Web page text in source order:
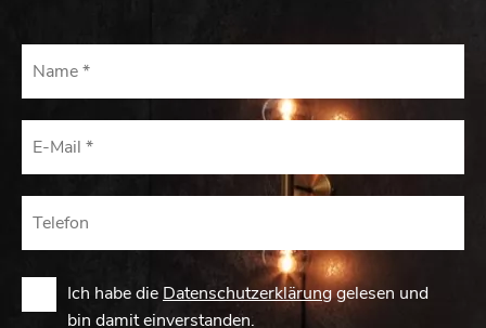
Ich habe die Datenschutzerklärunggelesen und
bin damit einverstanden.